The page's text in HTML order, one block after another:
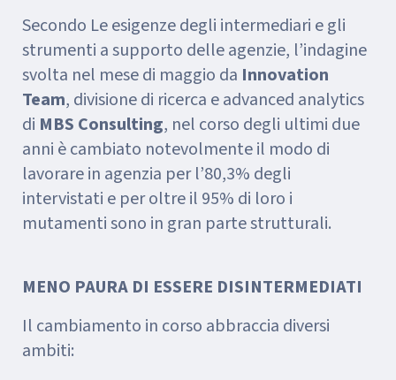
Secondo Le esigenze degli intermediari e gli
strumenti a supporto delle agenzie, l’indagine
svolta nel mese di maggio da Innovation
Team, divisione di ricerca e advanced analytics
di MBS Consulting, nel corso degli ultimi due
anni è cambiato notevolmente il modo di
lavorare in agenzia per l’80,3% degli
intervistati e per oltre il 95% di loro i
mutamenti sono in gran parte strutturali.
MENO PAURA DI ESSERE DISINTERMEDIATI
Il cambiamento in corso abbraccia diversi
ambiti: